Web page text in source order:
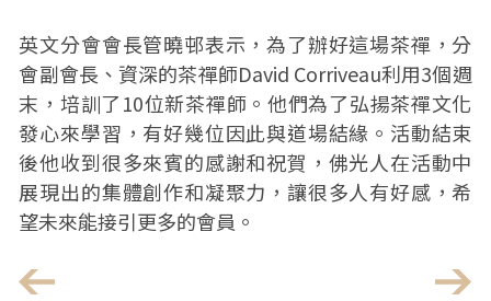
英文分會會長管曉邨表示，為了辦好這場茶禪，分
會副會長、資深的茶禪師David Corriveau利用3個週
末，培訓了10位新茶禪師。他們為了弘揚茶禪文化
發心來學習，有好幾位因此與道場結緣。活動結束
後他收到很多來賓的感謝和祝賀，佛光人在活動中
展現出的集體創作和凝聚力，讓很多人有好感，希
望未來能接引更多的會員。